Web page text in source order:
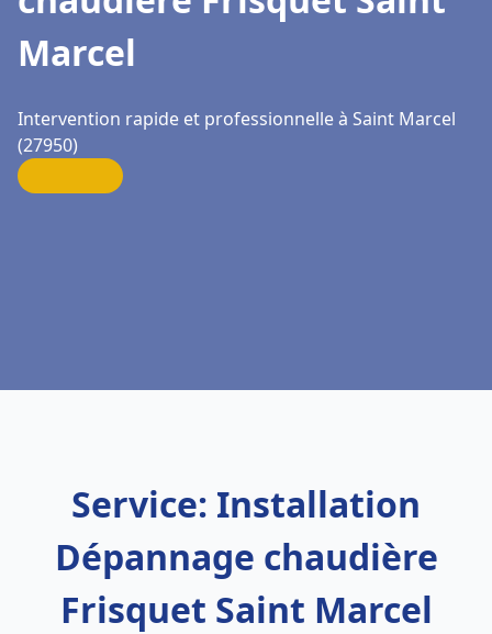
Marcel
Intervention rapide et professionnelle à Saint Marcel
(27950)
Service: Installation
Dépannage chaudière
Frisquet Saint Marcel